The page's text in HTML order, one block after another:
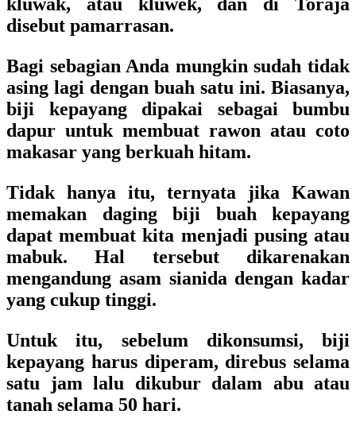
disebut pamarrasan.
Bagi sebagian Anda mungkin sudah tidak
asing lagi dengan buah satu ini. Biasanya,
biji kepayang dipakai sebagai bumbu
dapur untuk membuat rawon atau coto
makasar yang berkuah hitam.
Tidak hanya itu, ternyata jika Kawan
memakan daging biji buah kepayang
dapat membuat kita menjadi pusing atau
mabuk. Hal tersebut dikarenakan
mengandung asam sianida dengan kadar
yang cukup tinggi.
Untuk itu, sebelum dikonsumsi, biji
kepayang harus diperam, direbus selama
satu jam lalu dikubur dalam abu atau
tanah selama 50 hari.